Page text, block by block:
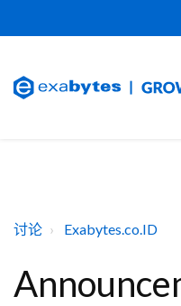
讨论 Exabytes.co.ID